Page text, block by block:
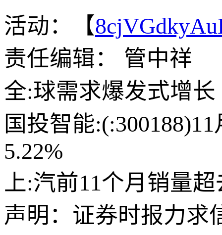
活动：【
责任编辑： 管中祥
全:球需求爆发式增
国投智能
5.22%
上:汽前11个月销量
声明：证券时报力求